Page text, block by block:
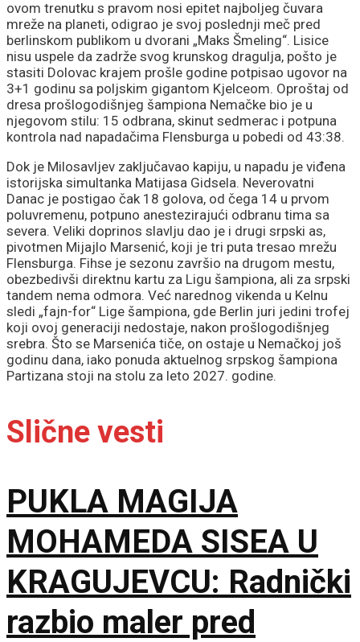
ovom trenutku s pravom nosi epitet najboljeg čuvara
mreže na planeti, odigrao je svoj poslednji meč pred
berlinskom publikom u dvorani „Maks Šmeling“. Lisice
nisu uspele da zadrže svog krunskog dragulja, pošto je
stasiti Dolovac krajem prošle godine potpisao ugovor na
3+1 godinu sa poljskim gigantom Kjelceom. Oproštaj od
dresa prošlogodišnjeg šampiona Nemačke bio je u
njegovom stilu: 15 odbrana, skinut sedmerac i potpuna
kontrola nad napadačima Flensburga u pobedi od 43:38.
Dok je Milosavljev zaključavao kapiju, u napadu je viđena
istorijska simultanka Matijasa Gidsela. Neverovatni
Danac je postigao čak 18 golova, od čega 14 u prvom
poluvremenu, potpuno anestezirajući odbranu tima sa
severa. Veliki doprinos slavlju dao je i drugi srpski as,
pivotmen Mijajlo Marsenić, koji je tri puta tresao mrežu
Flensburga. Fihse je sezonu završio na drugom mestu,
obezbedivši direktnu kartu za Ligu šampiona, ali za srpski
tandem nema odmora. Već narednog vikenda u Kelnu
sledi „fajn-for“ Lige šampiona, gde Berlin juri jedini trofej
koji ovoj generaciji nedostaje, nakon prošlogodišnjeg
srebra. Što se Marsenića tiče, on ostaje u Nemačkoj još
godinu dana, iako ponuda aktuelnog srpskog šampiona
Partizana stoji na stolu za leto 2027. godine.
Slične vesti
PUKLA MAGIJA
MOHAMEDA SISEA U
KRAGUJEVCU: Radnički
razbio maler pred